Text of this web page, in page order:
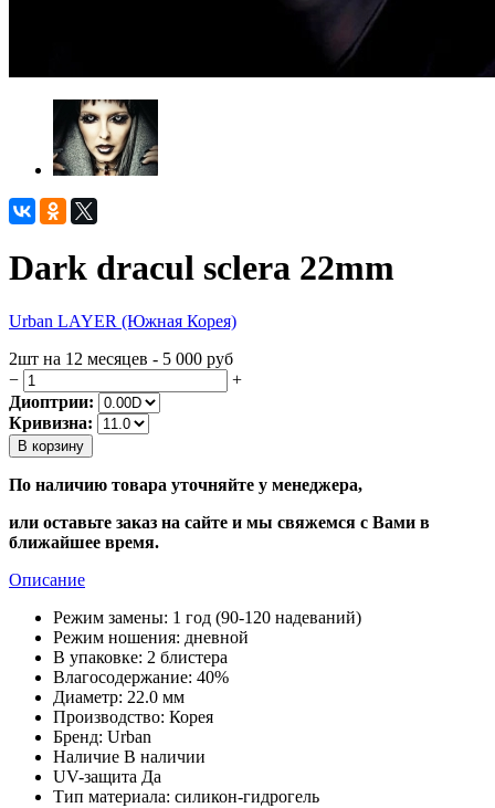
Dark dracul sclera 22mm
Urban LAYER (Южная Корея)
2шт на 12 месяцев - 5 000 руб
−
+
Диоптрии:
Кривизна:
В корзину
По наличию товара уточняйте у менеджера,
или оставьте заказ на сайте и мы свяжемся с Вами в
ближайшее время.
Описание
Режим замены: 1 год (90-120 надеваний)
Режим ношения: дневной
В упаковке: 2 блистера
Влагосодержание: 40%
Диаметр: 22.0 мм
Производство: Корея
Бренд: Urban
Наличие В наличии
UV-защита Да
Тип материала: силикон-гидрогель